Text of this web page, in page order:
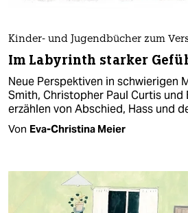
Kinder- und Jugendbücher zum
Im Labyrinth starker
Neue Perspektiven in schwierigen
Smith, Christopher Paul Curtis und
erzählen von Abschied, Hass und
Von Eva-Christina Meier